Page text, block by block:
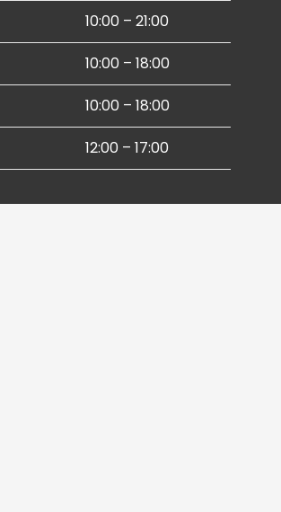
10:00 – 21:00
10:00 – 18:00
10:00 – 18:00
12:00 – 17:00